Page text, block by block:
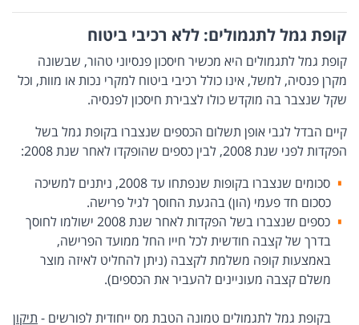
קופת גמל לתגמולים: ללא רכיבי ביטוח
קופת גמל לתגמולים היא מכשיר חיסכון פנסיוני טהור, שבשונה
מקרן פנסיה, למשל, אינו כולל רכיבי ביטוח למקרי נכות או מוות, וכל
שקל שנצבר בה מוקדש כולו לצבירת חיסכון לפנסיה.
קיים הבדל לגבי אופן תשלום הכספים שנצברו בקופת גמל בשל
הפקדות לפני שנת 2008, לבין כספים שהופקדו לאחר שנת 2008:
סכומים שנצברו בקופות שנפתחו עד 2008, ניתנים למשיכה
כסכום חד פעמי (הון) בהגעת החוסך לגיל פרישה.
כספים שנצברו בשל הפקדות לאחר שנת 2008 ישולמו לחוסך
בדרך של קצבה חודשית לכל חייו החל ממועד הפרישה,
באמצעות קופה משלמת לקצבה (ניתן להחליט לאיזה מוצר
משלם קצבה מעוניינים להעביר את הכספים).
בקופת גמל לתגמולים טמונה הטבת מס ייחודית לפורשים - תיקון